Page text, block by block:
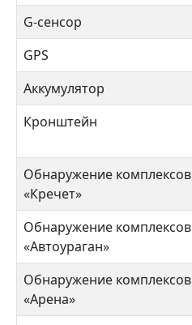
G-сенсор
GPS
Аккумулятор
Кронштейн
Обнаружение комплексов
«Кречет»
Обнаружение комплексов
«Автоураган»
Обнаружение комплексов
«Арена»